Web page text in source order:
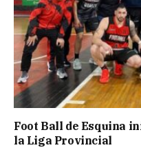
Foot Ball de Esquina
la Liga Provincial